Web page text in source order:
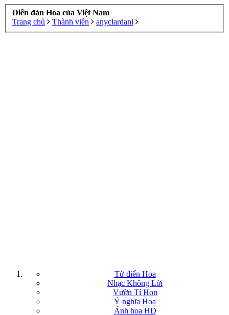
Diễn đàn Hoa của Việt Nam
Trang chủ
Thành viên anyclardani
Từ điển Hoa
Nhạc Không Lời
Vườn Tí Hon
Ý nghĩa Hoa
Ảnh hoa HD